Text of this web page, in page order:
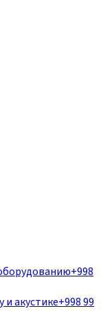
+998
и акустике+998 99